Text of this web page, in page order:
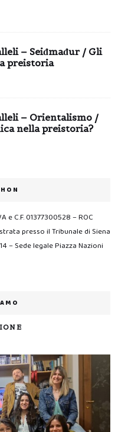
– Seiđmađur / Gli
preistoria
– Orientalismo /
nella preistoria?
e C.F. 01377300528 – ROC
presso il Tribunale di Siena
– Sede legale Piazza Nazioni